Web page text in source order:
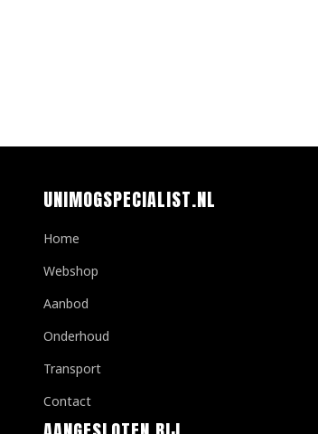
UNIMOGSPECIALIST.NL
Home
Webshop
Aanbod
Onderhoud
Transport
Contact